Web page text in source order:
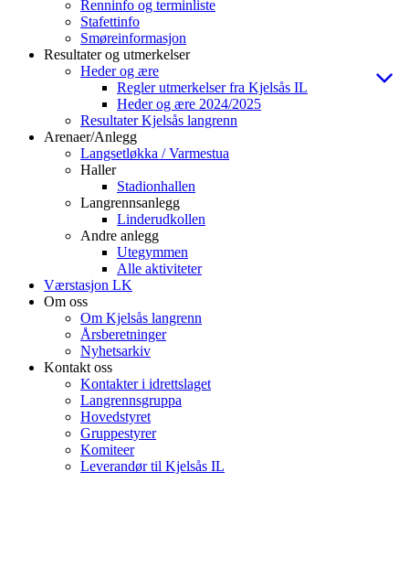
Renninfo og terminliste
Stafettinfo
Smøreinformasjon
Resultater og utmerkelser
Heder og ære
Regler utmerkelser fra Kjelsås IL
Heder og ære 2024/2025
Resultater Kjelsås langrenn
Arenaer/Anlegg
Langsetløkka / Varmestua
Haller
Stadionhallen
Langrennsanlegg
Linderudkollen
Andre anlegg
Utegymmen
Alle aktiviteter
Værstasjon LK
Om oss
Om Kjelsås langrenn
Årsberetninger
Nyhetsarkiv
Kontakt oss
Kontakter i idrettslaget
Langrennsgruppa
Hovedstyret
Gruppestyrer
Komiteer
Leverandør til Kjelsås IL